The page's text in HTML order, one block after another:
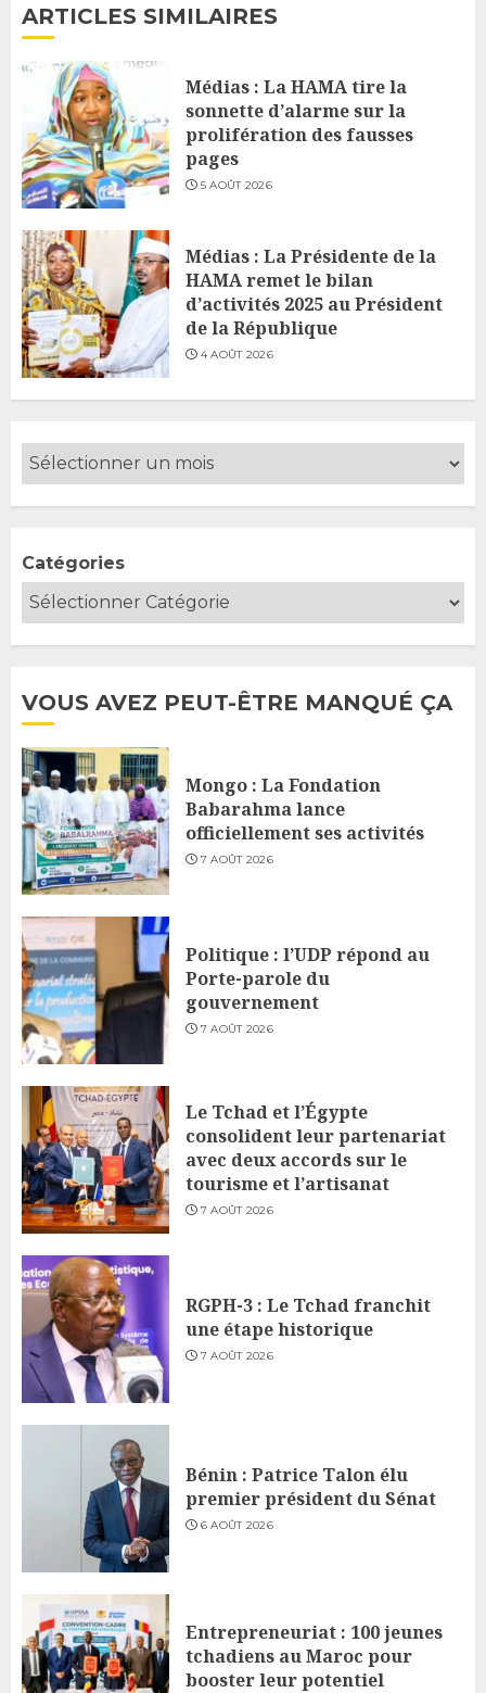
ARTICLES SIMILAIRES
Médias : La HAMA tire la
sonnette d’alarme sur la
prolifération des fausses
pages
5 AOÛT 2026
Médias : La Présidente de la
HAMA remet le bilan
d’activités 2025 au Président
de la République
4 AOÛT 2026
Catégories
VOUS AVEZ PEUT-ÊTRE MANQUÉ ÇA
Mongo : La Fondation
Babarahma lance
officiellement ses activités
7 AOÛT 2026
Politique : l’UDP répond au
Porte-parole du
gouvernement
7 AOÛT 2026
Le Tchad et l’Égypte
consolident leur partenariat
avec deux accords sur le
tourisme et l’artisanat
7 AOÛT 2026
RGPH-3 : Le Tchad franchit
une étape historique
7 AOÛT 2026
Bénin : Patrice Talon élu
premier président du Sénat
6 AOÛT 2026
Entrepreneuriat : 100 jeunes
tchadiens au Maroc pour
booster leur potentiel